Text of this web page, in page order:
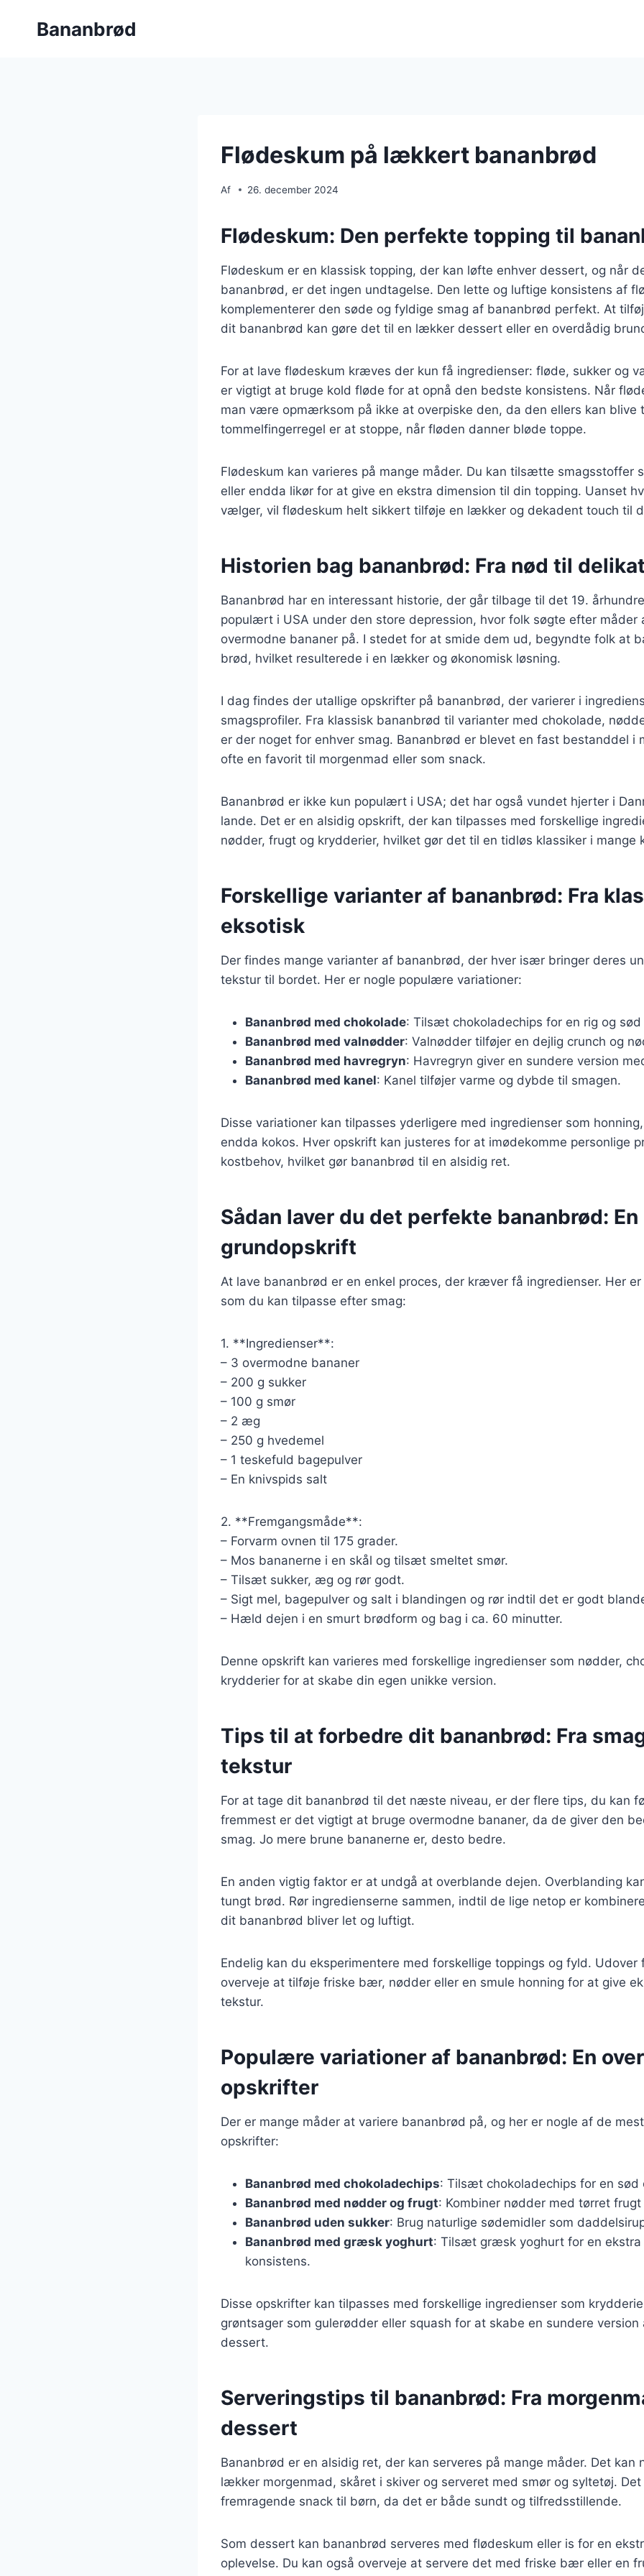
Bananbrød
Flødeskum på lækkert bananbrød
Af 26. december 2024
Flødeskum: Den perfekte topping til
Flødeskum er en klassisk topping, der kan løfte enhver dessert, og når
bananbrød, er det ingen undtagelse. Den lette og luftige konsistens af
komplementerer den søde og fyldige smag af bananbrød perfekt. At
dit bananbrød kan gøre det til en lækker dessert eller en overdådig
For at lave flødeskum kræves der kun få ingredienser: fløde, sukker og
er vigtigt at bruge kold fløde for at opnå den bedste konsistens. Når
man være opmærksom på ikke at overpiske den, da den ellers kan blive
tommelfingerregel er at stoppe, når fløden danner bløde toppe.
Flødeskum kan varieres på mange måder. Du kan tilsætte smagsstoffer
eller endda likør for at give en ekstra dimension til din topping. Uanset
vælger, vil flødeskum helt sikkert tilføje en lækker og dekadent touch til
Historien bag bananbrød: Fra nød til
Bananbrød har en interessant historie, der går tilbage til det 19.
populært i USA under den store depression, hvor folk søgte efter måder
overmodne bananer på. I stedet for at smide dem ud, begyndte folk at
brød, hvilket resulterede i en lækker og økonomisk løsning.
I dag findes der utallige opskrifter på bananbrød, der varierer i
smagsprofiler. Fra klassisk bananbrød til varianter med chokolade,
er der noget for enhver smag. Bananbrød er blevet en fast bestanddel i
ofte en favorit til morgenmad eller som snack.
Bananbrød er ikke kun populært i USA; det har også vundet hjerter i
lande. Det er en alsidig opskrift, der kan tilpasses med forskellige
nødder, frugt og krydderier, hvilket gør det til en tidløs klassiker i mange
Forskellige varianter af bananbrød: Fra
eksotisk
Der findes mange varianter af bananbrød, der hver især bringer deres
tekstur til bordet. Her er nogle populære variationer:
Bananbrød med chokolade: Tilsæt chokoladechips for en rig og sød
Bananbrød med valnødder: Valnødder tilføjer en dejlig crunch og
Bananbrød med havregryn: Havregryn giver en sundere version
Bananbrød med kanel: Kanel tilføjer varme og dybde til smagen.
Disse variationer kan tilpasses yderligere med ingredienser som
endda kokos. Hver opskrift kan justeres for at imødekomme personlige
kostbehov, hvilket gør bananbrød til en alsidig ret.
Sådan laver du det perfekte bananbrød: En
grundopskrift
At lave bananbrød er en enkel proces, der kræver få ingredienser. Her
som du kan tilpasse efter smag:
1. **Ingredienser**:
– 3 overmodne bananer
– 200 g sukker
– 100 g smør
– 2 æg
– 250 g hvedemel
– 1 teskefuld bagepulver
– En knivspids salt
2. **Fremgangsmåde**:
– Forvarm ovnen til 175 grader.
– Mos bananerne i en skål og tilsæt smeltet smør.
– Tilsæt sukker, æg og rør godt.
– Sigt mel, bagepulver og salt i blandingen og rør indtil det er godt
– Hæld dejen i en smurt brødform og bag i ca. 60 minutter.
Denne opskrift kan varieres med forskellige ingredienser som nødder,
krydderier for at skabe din egen unikke version.
Tips til at forbedre dit bananbrød: Fra
tekstur
For at tage dit bananbrød til det næste niveau, er der flere tips, du kan
fremmest er det vigtigt at bruge overmodne bananer, da de giver den
smag. Jo mere brune bananerne er, desto bedre.
En anden vigtig faktor er at undgå at overblande dejen. Overblanding
tungt brød. Rør ingredienserne sammen, indtil de lige netop er
dit bananbrød bliver let og luftigt.
Endelig kan du eksperimentere med forskellige toppings og fyld. Udover
overveje at tilføje friske bær, nødder eller en smule honning for at give
tekstur.
Populære variationer af bananbrød: En
opskrifter
Der er mange måder at variere bananbrød på, og her er nogle af de
opskrifter:
Bananbrød med chokoladechips: Tilsæt chokoladechips for en sød
Bananbrød med nødder og frugt: Kombiner nødder med tørret
Bananbrød uden sukker: Brug naturlige sødemidler som
Bananbrød med græsk yoghurt: Tilsæt græsk yoghurt for en ekstra
konsistens.
Disse opskrifter kan tilpasses med forskellige ingredienser som
grøntsager som gulerødder eller squash for at skabe en sundere version
dessert.
Serveringstips til bananbrød: Fra
dessert
Bananbrød er en alsidig ret, der kan serveres på mange måder. Det kan
lækker morgenmad, skåret i skiver og serveret med smør og syltetøj. Det
fremragende snack til børn, da det er både sundt og tilfredsstillende.
Som dessert kan bananbrød serveres med flødeskum eller is for en
oplevelse. Du kan også overveje at servere det med friske bær eller en